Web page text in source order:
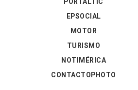
EPSOCIAL
MOTOR
TURISMO
NOTIMÉRICA
CONTACTOPHOTO